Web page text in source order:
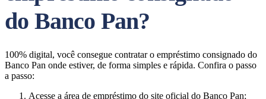
do Banco Pan?
100% digital, você consegue contratar o empréstimo consignado do
Banco Pan onde estiver, de forma simples e rápida. Confira o passo
a passo:
Acesse a área de empréstimo do site oficial do Banco Pan;